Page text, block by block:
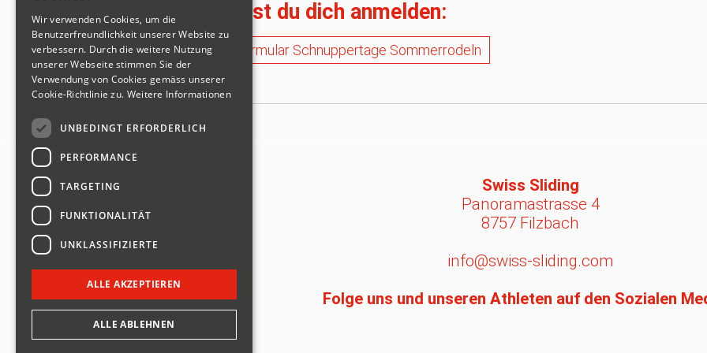
Hier kannst du dich anmelden:
Anmeldeformular Schnuppertage Sommerrodeln
Swiss Sliding
Panoramastrasse 4
8757 Filzbach
info@swiss-sliding.com
Folge uns und unseren Athleten auf den Sozialen
Wir verwenden Cookies, um die
Benutzerfreundlichkeit unserer Website zu
verbessern. Durch die weitere Nutzung
unserer Webseite stimmen Sie der
Verwendung von Cookies gemäss unserer
Cookie-Richtlinie zu. Weitere Informationen
UNBEDINGT ERFORDERLICH
PERFORMANCE
TARGETING
FUNKTIONALITÄT
UNKLASSIFIZIERTE
ALLE AKZEPTIEREN
ALLE ABLEHNEN